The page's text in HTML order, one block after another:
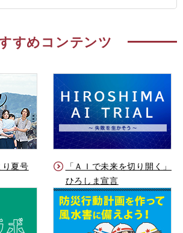
すめコンテンツ
夏号
「ＡＩで未来を切り開く」
ひろしま宣言